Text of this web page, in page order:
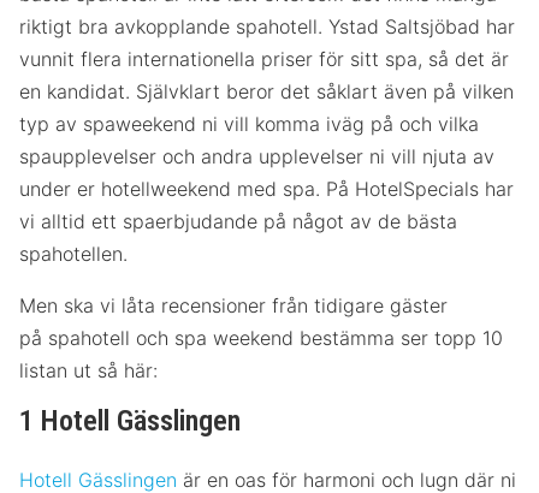
riktigt bra avkopplande spahotell. Ystad Saltsjöbad har
vunnit flera internationella priser för sitt spa, så det är
en kandidat. Självklart beror det såklart även på vilken
typ av spaweekend ni vill komma iväg på och vilka
spaupplevelser och andra upplevelser ni vill njuta av
under er hotellweekend med spa. På HotelSpecials har
vi alltid ett spaerbjudande på något av de bästa
spahotellen.
Men ska vi låta recensioner från tidigare gäster
på spahotell och spa weekend bestämma ser topp 10
listan ut så här:
1 Hotell Gässlingen
Hotell Gässlingen är en oas för harmoni och lugn där ni